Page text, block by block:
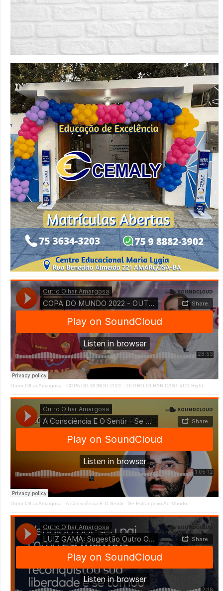
Outro Olhar Amargosa · COPA DO MUNDO 2022 - OUTRO OLHAR CAST #O1 Right
Outro Olhar Amargosa · A Consciência E O Sentir - Se Estrangeiro Ao Mundo